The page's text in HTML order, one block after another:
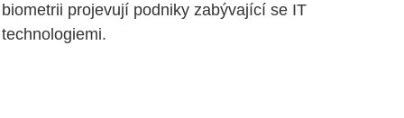
biometrii projevují podniky zabývající se IT
technologiemi.